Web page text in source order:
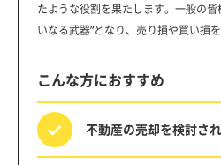
たような役割を果たします。一般の
いなる武器”となり、売り損や買い損
こんな方におすすめ
不動産の売却を検討さ